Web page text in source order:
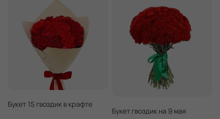
Букет 15 гвоздик в крафте
Букет гвоздик на 9 мая